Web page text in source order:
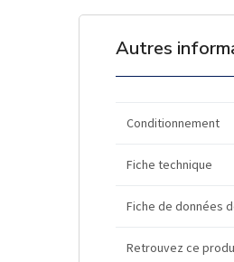
Autres
Conditionnement
Fiche technique
Fiche de données
Retrouvez ce